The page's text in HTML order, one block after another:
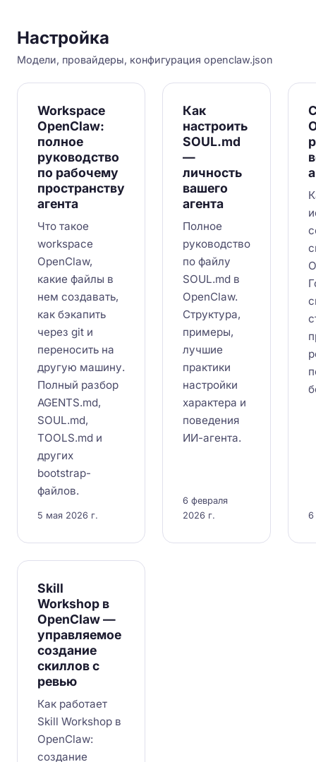
Настройка
Модели, провайдеры, конфигурация openclaw.json
Workspace
OpenClaw:
полное
руководство
по рабочему
пространству
агента
Что такое
workspace
OpenClaw,
какие файлы в
нем создавать,
как бэкапить
через git и
переносить на
другую машину.
Полный разбор
AGENTS.md,
SOUL.md,
TOOLS.md и
других
bootstrap-
файлов.
5 мая 2026 г.
Как
настроить
SOUL.md
—
личность
вашего
агента
Полное
руководство
по файлу
SOUL.md в
OpenClaw.
Структура,
примеры,
лучшие
практики
настройки
характера и
поведения
ИИ-агента.
6 февраля
2026 г.
6
Skill
Workshop в
OpenClaw —
управляемое
создание
скиллов с
ревью
Как работает
Skill Workshop в
OpenClaw:
создание